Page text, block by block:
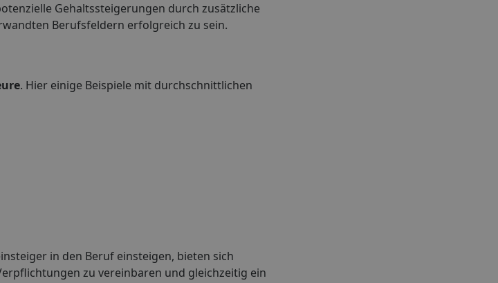
Gehaltssteigerungen durch zusätzliche
Berufsfeldern erfolgreich zu sein.
. Hier einige Beispiele mit durchschnittlichen
in den Beruf einsteigen, bieten sich
zu vereinbaren und gleichzeitig ein